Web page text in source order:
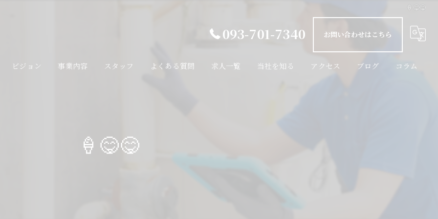
🍦😋😋
093-701-7340 お問い合わせはこちら
ビジョン 事業内容 スタッフ よくある質問 求人一覧 当社を知る アクセス ブログ コラム
🍦😋😋